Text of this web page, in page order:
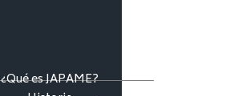
¿Qué es JAPAME?